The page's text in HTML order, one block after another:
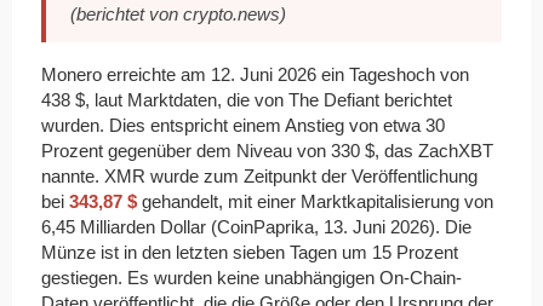
(berichtet von crypto.news)
Monero erreichte am 12. Juni 2026 ein Tageshoch von
438 $, laut Marktdaten, die von The Defiant berichtet
wurden. Dies entspricht einem Anstieg von etwa 30
Prozent gegenüber dem Niveau von 330 $, das ZachXBT
nannte. XMR wurde zum Zeitpunkt der Veröffentlichung
bei 343,87 $ gehandelt, mit einer Marktkapitalisierung von
6,45 Milliarden Dollar (CoinPaprika, 13. Juni 2026). Die
Münze ist in den letzten sieben Tagen um 15 Prozent
gestiegen. Es wurden keine unabhängigen On-Chain-